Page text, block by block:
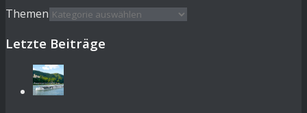
Themen
Letzte Beiträge